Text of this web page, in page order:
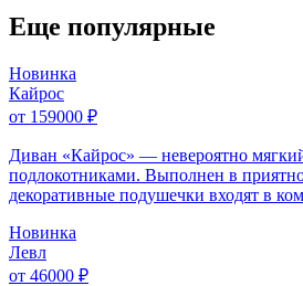
Еще популярные
Новинка
Кайрос
от 159000 ₽
Диван «Кайрос» — невероятно
подлокотниками. Выполнен в
декоративные подушечки входят в
Новинка
Левл
от 46000 ₽